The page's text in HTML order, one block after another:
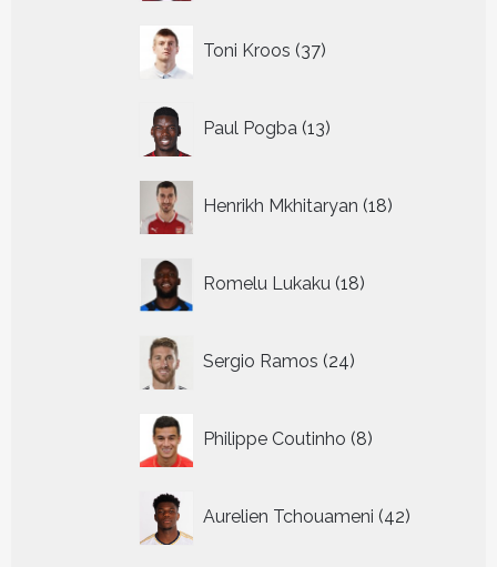
Toni Kroos 37
producten
Paul Pogba 13
producten
Henrikh Mkhitaryan 18
producten
Romelu Lukaku 18
producten
Sergio Ramos 24
producten
Philippe Coutinho 8
producten
Aurelien Tchouameni 42
producten